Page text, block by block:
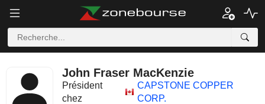
John Fraser MacKenzie
Président
chez
CAPSTONE COPPER
CORP.